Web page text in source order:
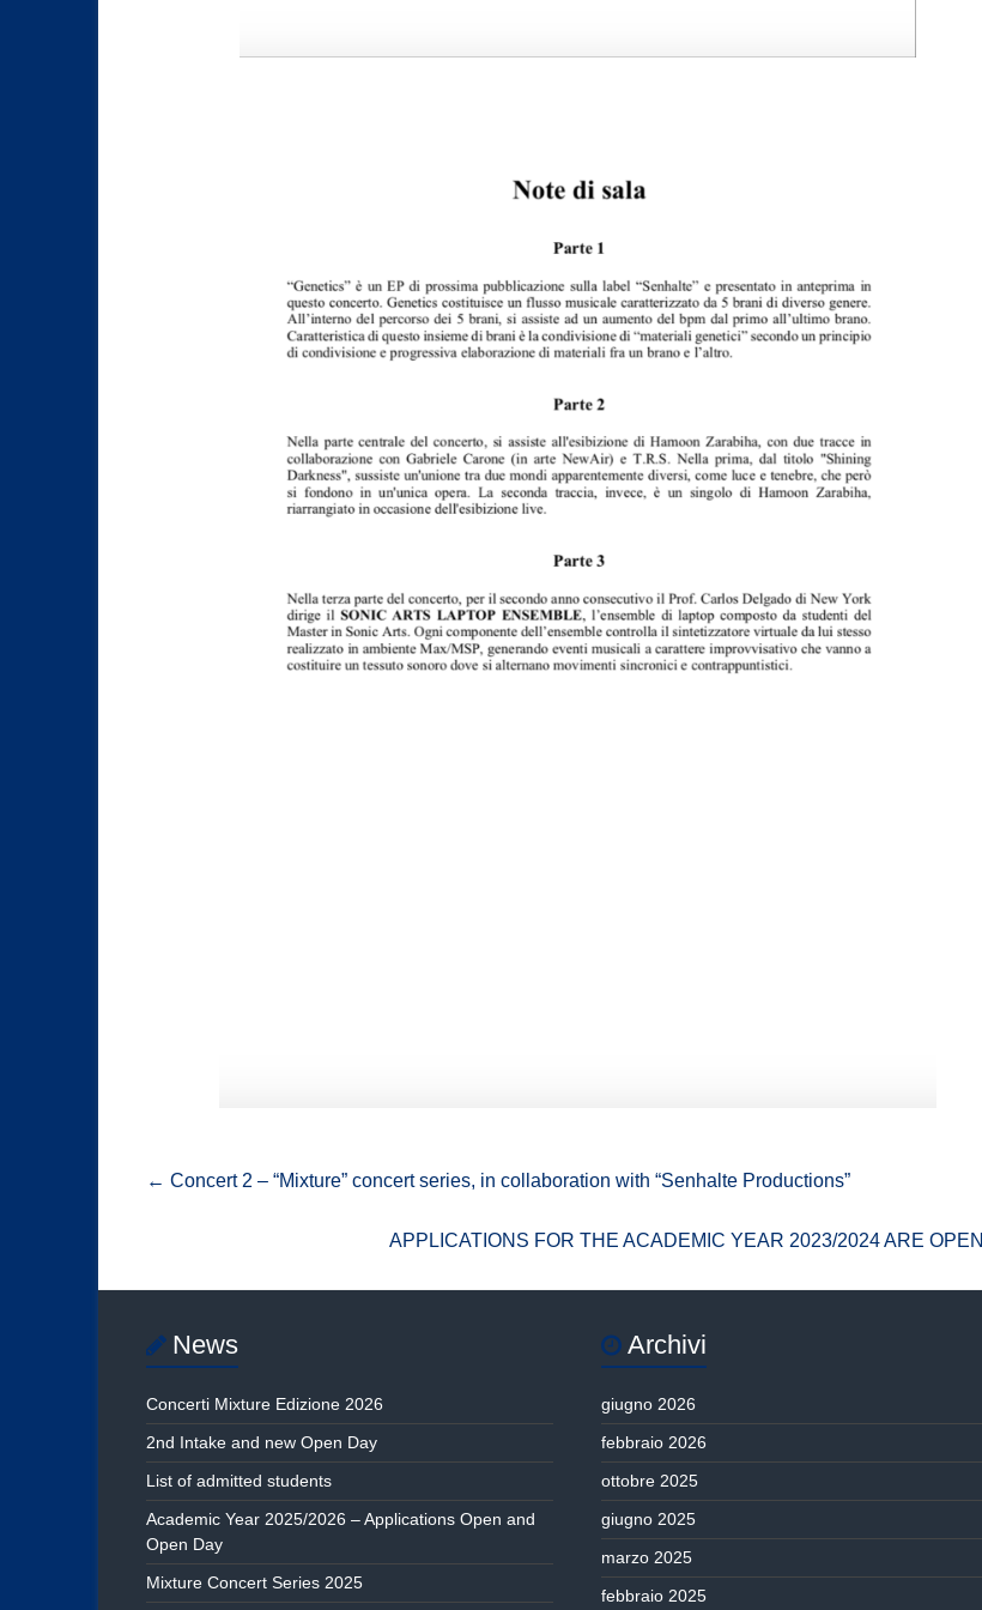
← Concert 2 – “Mixture” concert series, in collaboration with “Senhalte Productions”
APPLICATIONS FOR THE ACADEMIC YEAR 2023/2024 ARE OPEN
News
Concerti Mixture Edizione 2026
2nd Intake and new Open Day
List of admitted students
Academic Year 2025/2026 – Applications Open and
Open Day
Mixture Concert Series 2025
Archivi
giugno 2026
febbraio 2026
ottobre 2025
giugno 2025
marzo 2025
febbraio 2025